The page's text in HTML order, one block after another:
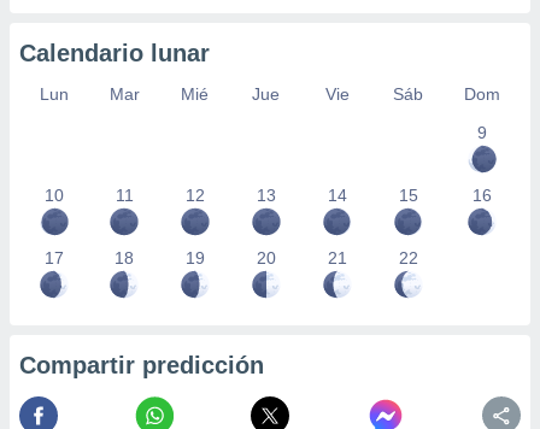
Calendario lunar
Lun Mar Mié Jue Vie Sáb
Dom
9
10 11 12 13 14 15 16
17 18 19 20 21 22
Compartir predicción